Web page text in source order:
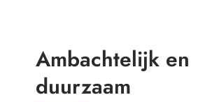
Ambachtelijk en
duurzaam